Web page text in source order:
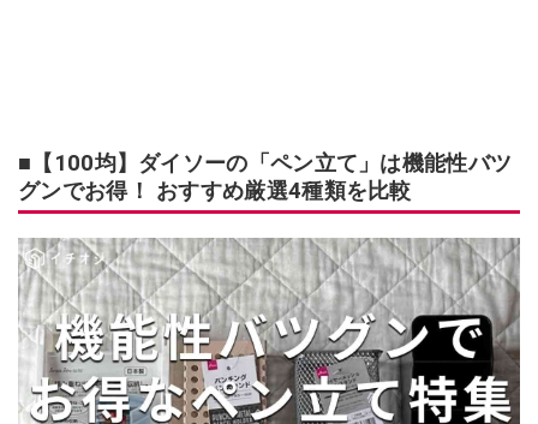
■【100均】ダイソーの「ペン立て」は機能性バツ
グンでお得！ おすすめ厳選4種類を比較